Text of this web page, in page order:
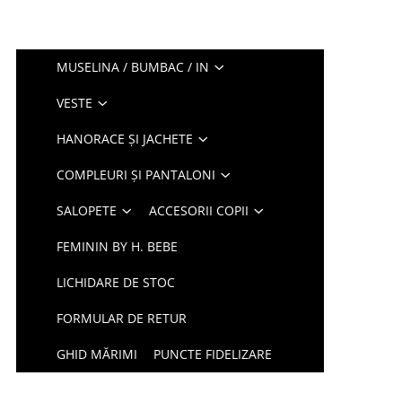
MUSELINA / BUMBAC / IN
VESTE
HANORACE ȘI JACHETE
COMPLEURI ȘI PANTALONI
SALOPETE ACCESORII COPII
FEMININ BY H. BEBE
LICHIDARE DE STOC
FORMULAR DE RETUR
GHID MĂRIMI PUNCTE FIDELIZARE